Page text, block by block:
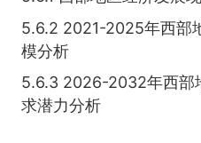
5.6.2 2021-2025年西部
模分析
5.6.3 2026-2032年西部
求潜力分析